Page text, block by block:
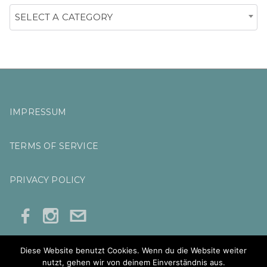
H
F
SELECT A CATEGORY
IMPRESSUM
TERMS OF SERVICE
PRIVACY POLICY
Diese Website benutzt Cookies. Wenn du die Website weiter
nutzt, gehen wir von deinem Einverständnis aus.